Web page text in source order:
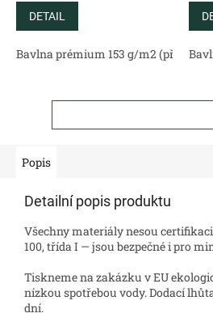
DETAIL
Bavlna prémium 153 g/m2 (přírodní)
Popis
Detailní popis produktu
Všechny materiály nesou
100, třída I — jsou bezpečné i pro
Tiskneme na zakázku v EU
nízkou spotřebou vody. Dodací
dní.